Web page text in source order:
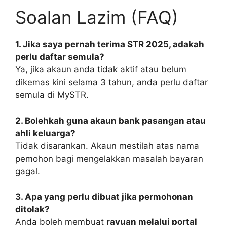
Soalan Lazim (FAQ)
1. Jika saya pernah terima STR 2025, adakah
perlu daftar semula?
Ya, jika akaun anda tidak aktif atau belum
dikemas kini selama 3 tahun, anda perlu daftar
semula di MySTR.
2. Bolehkah guna akaun bank pasangan atau
ahli keluarga?
Tidak disarankan. Akaun mestilah atas nama
pemohon bagi mengelakkan masalah bayaran
gagal.
3. Apa yang perlu dibuat jika permohonan
ditolak?
Anda boleh membuat rayuan melalui portal